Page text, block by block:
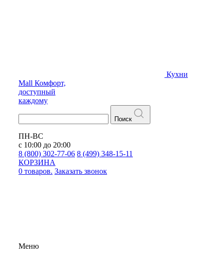
Кухни
Mall Комфорт,
доступный
каждому
Поиск
ПН-ВС
с 10:00 до 20:00
8 (800) 302-77-06 8 (499) 348-15-11
КОРЗИНА
0 товаров. Заказать звонок
Меню